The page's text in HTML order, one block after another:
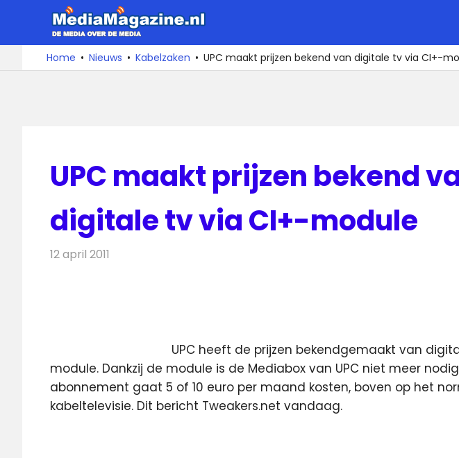
de
De
media
over
Home Nieuws Kabelzaken UPC maakt prijzen bekend van digitale tv via CI+-
UPC maakt prijzen bekend
digitale tv via CI+-module
12 april 2011
UPC heeft de prijzen bekendgemaakt van
module. Dankzij de module is de Mediabox van UPC niet meer
abonnement gaat 5 of 10 euro per maand kosten, boven op het
kabeltelevisie. Dit bericht Tweakers.net vandaag.